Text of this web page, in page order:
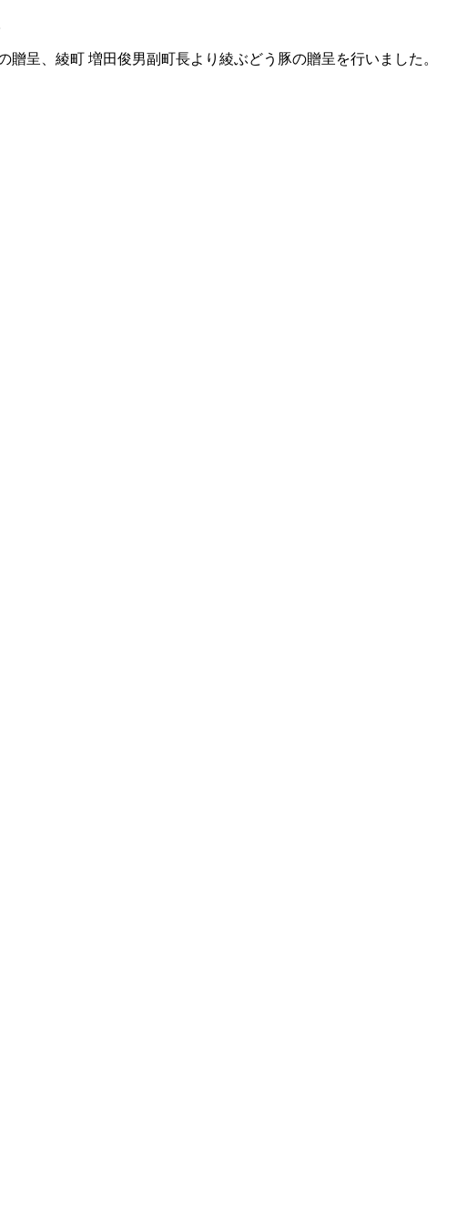
呈、綾町 増田俊男副町長より綾ぶどう豚の贈呈を行いました。